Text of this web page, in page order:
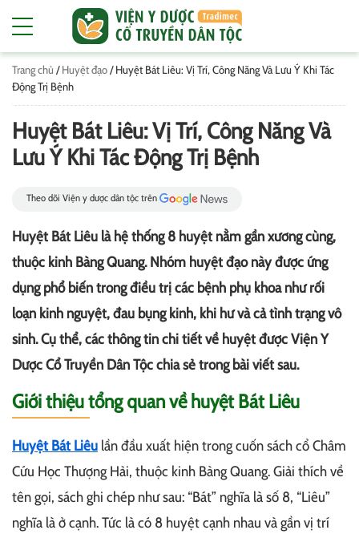
Trang chủ /Huyệt đạo/Huyệt Bát Liêu: Vị Trí, Công Năng Và Lưu Ý Khi Tác
Động Trị Bệnh
Huyệt Bát Liêu: Vị Trí, Công Năng Và
Lưu Ý Khi Tác Động Trị Bệnh
Theo dõi Viện y dược dân tộc trên
Huyệt Bát Liêu là hệ thống 8 huyệt nằm gần xương cùng,
thuộc kinh Bàng Quang. Nhóm huyệt đạo này được ứng
dụng phổ biến trong điều trị các bệnh phụ khoa như rối
loạn kinh nguyệt, đau bụng kinh, khi hư và cả tình trạng vô
sinh. Cụ thể, các thông tin chi tiết về huyệt được Viện Y
Dược Cổ Truyền Dân Tộc chia sẻ trong bài viết sau.
Giới thiệu tổng quan về huyệt Bát Liêu
Huyệt Bát Liêu lần đầu xuất hiện trong cuốn sách cổ Châm
Cứu Học Thượng Hải, thuộc kinh Bàng Quang. Giải thích về
tên gọi, sách ghi chép như sau: “Bát” nghĩa là số 8, “Liêu”
nghĩa là ở cạnh. Tức là có 8 huyệt cạnh nhau và gần vị trí